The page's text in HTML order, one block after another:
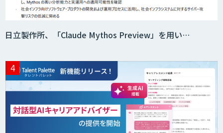
日立製作所、「Claude Mythos Preview」を用い…